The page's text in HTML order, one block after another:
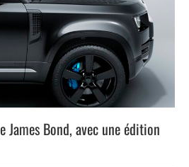
James Bond, avec une édition